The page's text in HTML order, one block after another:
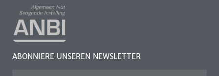
ABONNIERE UNSEREN NEWSLETTER